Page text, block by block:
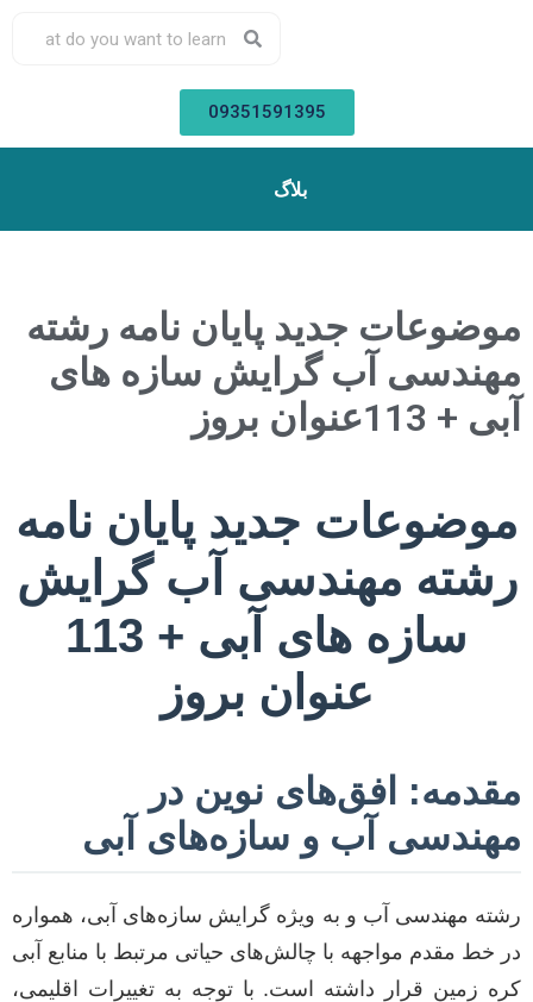
09351591395
بلاگ
موضوعات جدید پایان نامه رشته
مهندسی آب گرایش سازه های
آبی + 113عنوان بروز
موضوعات جدید پایان نامه
رشته مهندسی آب گرایش
سازه های آبی + 113
عنوان بروز
مقدمه: افق‌های نوین در
مهندسی آب و سازه‌های آبی
رشته مهندسی آب و به ویژه گرایش سازه‌های آبی، همواره
در خط مقدم مواجهه با چالش‌های حیاتی مرتبط با منابع آبی
کره زمین قرار داشته است. با توجه به تغییرات اقلیمی،